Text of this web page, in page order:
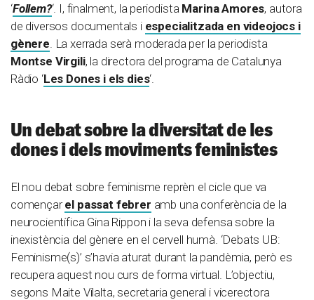
‘Follem?‘. I, finalment, la periodista Marina Amores, autora
de diversos documentals i especialitzada en videojocs i
gènere . La xerrada serà moderada per la periodista
Montse Virgili, la directora del programa de Catalunya
Ràdio ‘Les Dones i els dies‘.
Un debat sobre la diversitat de les
dones i dels moviments feministes
El nou debat sobre feminisme reprèn el cicle que va
començarel passat febrer amb una conferència de la
neurocientífica Gina Rippon i la seva defensa sobre la
inexistència del gènere en el cervell humà. ‘Debats UB:
Feminisme(s)’ s’havia aturat durant la pandèmia, però es
recupera aquest nou curs de forma virtual. L’objectiu,
segons Maite Vilalta, secretaria general i vicerectora